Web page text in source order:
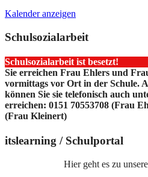
Kalender anzeigen
Schulsozialarbeit
Schulsozialarbeit ist besetzt!
Sie erreichen Frau Ehlers und
vormittags vor Ort in der Schule.
können Sie sie telefonisch auch
erreichen: 0151 70553708 (Frau
(Frau Kleinert)
itslearning / Schulportal
Hier geht es zu